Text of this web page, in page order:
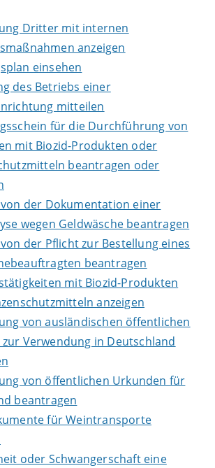
Dritter mit internen
anzeigen
einsehen
des Betriebs einer
mitteilen
für die Durchführung von
mit Biozid-Produkten oder
beantragen oder
der Dokumentation einer
wegen Geldwäsche beantragen
der Pflicht zur Bestellung eines
beantragen
mit Biozid-Produkten
anzeigen
von ausländischen öffentlichen
Verwendung in Deutschland
von öffentlichen Urkunden für
beantragen
für Weintransporte
oder Schwangerschaft eine